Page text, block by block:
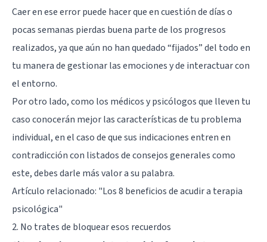
Caer en ese error puede hacer que en cuestión de días o
pocas semanas pierdas buena parte de los progresos
realizados, ya que aún no han quedado “fijados” del todo en
tu manera de gestionar las emociones y de interactuar con
el entorno.
Por otro lado, como los médicos y psicólogos que lleven tu
caso conocerán mejor las características de tu problema
individual, en el caso de que sus indicaciones entren en
contradicción con listados de consejos generales como
este, debes darle más valor a su palabra.
Artículo relacionado: "Los 8 beneficios de acudir a terapia
psicológica"
2. No trates de bloquear esos recuerdos